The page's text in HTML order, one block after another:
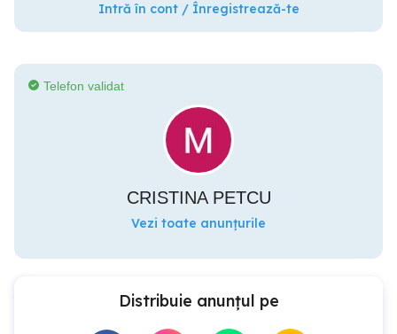
Intră în cont / Înregistrează-te
Telefon validat
CRISTINA PETCU
Vezi toate anunțurile
Distribuie anunțul pe